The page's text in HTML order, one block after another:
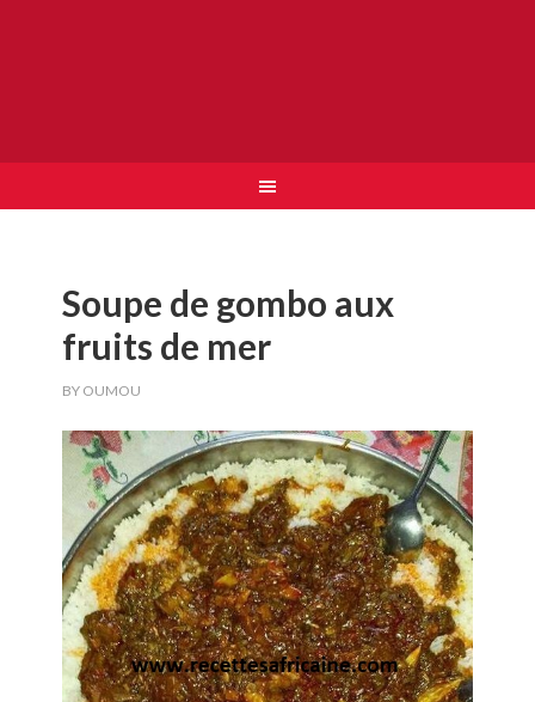
Soupe de gombo aux
fruits de mer
BY OUMOU